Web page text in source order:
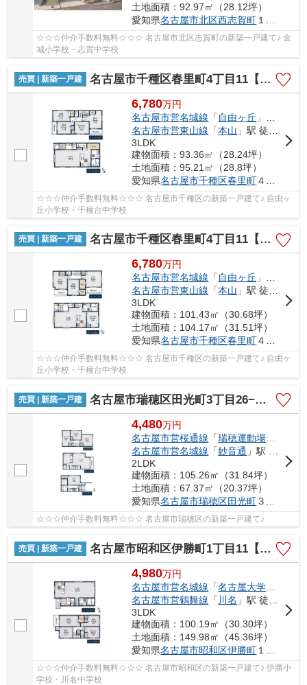
土地面積：92.97㎡（28.12坪）
愛知県名古屋市北区西志賀町 １丁目30
☆☆☆仲介手数料無料☆☆☆ 名古屋市北区志賀町の新築一戸建て♪ 金
城小学校・志賀中学校
売買 | 新築一戸建 名古屋市千種区春里町4丁目11【仲介手数料無料】新築一戸建て 1号棟
6,780万円
名古屋市営名城線 「自由ヶ丘 」駅 徒歩9分
名古屋市営東山線 「本山 」駅 徒歩10分
3LDK
建物面積：93.36㎡（28.24坪）
土地面積：95.21㎡（28.8坪）
愛知県名古屋市千種区春里町４丁目11
☆☆☆仲介手数料無料☆☆☆ 名古屋市千種区の新築一戸建て♪ 自由ヶ
丘小学校・千種台中学校
売買 | 新築一戸建 名古屋市千種区春里町4丁目11【仲介手数料無料】新築一戸建て 2号棟
6,780万円
名古屋市営名城線 「 自由ヶ丘 」駅 徒歩9分
名古屋市営東山線 「本山 」駅 徒歩10分
3LDK
建物面積：101.43㎡（30.68坪）
土地面積：104.17㎡（31.51坪）
愛知県名古屋市千種区春里町４丁目11
☆☆☆仲介手数料無料☆☆☆ 名古屋市千種区の新築一戸建て♪ 自由ヶ
丘小学校・千種台中学校
売買 | 新築一戸建 名古屋市瑞穂区田光町3丁目26−1【仲介手数料無料】新築一戸建て
4,480万円
名古屋市営桜通線 「瑞穂運動場西
名古屋市営名城線 「妙音通 」駅 徒歩13分
2LDK
建物面積：105.26㎡（31.84坪）
土地面積：67.37㎡（20.37坪）
愛知県名古屋市瑞穂区田光町３丁目26−1
☆☆☆仲介手数料無料☆☆☆ 名古屋市瑞穂区の新築一戸建て♪
売買 | 新築一戸建 名古屋市昭和区伊勝町1丁目11【仲介手数料無料】新築一戸建て 1号棟
4,980万円
名古屋市営名城線 「名古屋大学
名古屋市営鶴舞線 「 川名 」駅 徒歩16分
3LDK
建物面積：100.19㎡（30.30坪）
土地面積：149.98㎡（45.36坪）
愛知県名古屋市昭和区伊勝町 １丁目11
☆☆☆仲介手数料無料☆☆☆ 名古屋市昭和区の新築一戸建て♪ 伊勝小
学校・川名中学校